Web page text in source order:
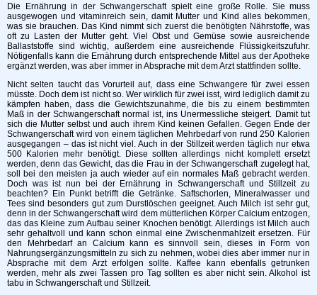
Die Ernährung in der Schwangerschaft spielt eine große Rolle. Sie muss
ausgewogen und vitaminreich sein, damit Mutter und Kind alles bekommen,
was sie brauchen. Das Kind nimmt sich zuerst die benötigten Nährstoffe, was
oft zu Lasten der Mutter geht. Viel Obst und Gemüse sowie ausreichende
Ballaststoffe sind wichtig, außerdem eine ausreichende Flüssigkeitszufuhr.
Nötigenfalls kann die Ernährung durch entsprechende Mittel aus der Apotheke
ergänzt werden, was aber immer in Absprache mit dem Arzt stattfinden sollte.
Nicht selten taucht das Vorurteil auf, dass eine Schwangere für zwei essen
müsste. Doch dem ist nicht so. Wer wirklich für zwei isst, wird lediglich damit zu
kämpfen haben, dass die Gewichtszunahme, die bis zu einem bestimmten
Maß in der Schwangerschaft normal ist, ins Unermessliche steigert. Damit tut
sich die Mutter selbst und auch ihrem Kind keinen Gefallen. Gegen Ende der
Schwangerschaft wird von einem täglichen Mehrbedarf von rund 250 Kalorien
ausgegangen – das ist nicht viel. Auch in der Stillzeit werden täglich nur etwa
500 Kalorien mehr benötigt. Diese sollten allerdings nicht komplett ersetzt
werden, denn das Gewicht, das die Frau in der Schwangerschaft zugelegt hat,
soll bei den meisten ja auch wieder auf ein normales Maß gebracht werden.
Doch was ist nun bei der Ernährung in Schwangerschaft und Stillzeit zu
beachten? Ein Punkt betrifft die Getränke. Saftschorlen, Mineralwasser und
Tees sind besonders gut zum Durstlöschen geeignet. Auch Milch ist sehr gut,
denn in der Schwangerschaft wird dem mütterlichen Körper Calcium entzogen,
das das Kleine zum Aufbau seiner Knochen benötigt. Allerdings ist Milch auch
sehr gehaltvoll und kann schon einmal eine Zwischenmahlzeit ersetzen. Für
den Mehrbedarf an Calcium kann es sinnvoll sein, dieses in Form von
Nahrungsergänzungsmitteln zu sich zu nehmen, wobei dies aber immer nur in
Absprache mit dem Arzt erfolgen sollte. Kaffee kann ebenfalls getrunken
werden, mehr als zwei Tassen pro Tag sollten es aber nicht sein. Alkohol ist
tabu in Schwangerschaft und Stillzeit.